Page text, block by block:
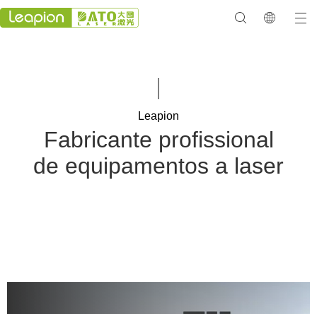
Leapion
Fabricante profissional
de equipamentos a laser